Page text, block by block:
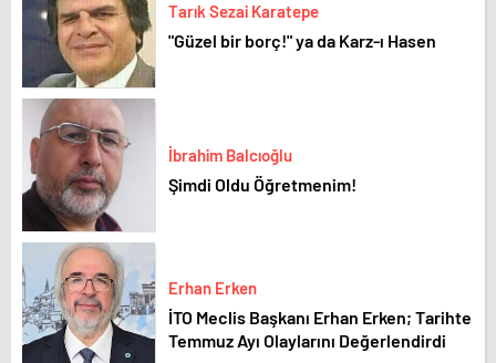
Tarık Sezai Karatepe
"Güzel bir borç!" ya da Karz-ı Hasen
İbrahim Balcıoğlu
Şimdi Oldu Öğretmenim!
Erhan Erken
İTO Meclis Başkanı Erhan Erken; Tarihte
Temmuz Ayı Olaylarını Değerlendirdi